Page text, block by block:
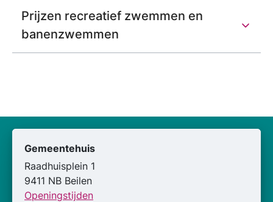
Prijzen recreatief zwemmen en
banenzwemmen
Gemeentehuis
Raadhuisplein 1
9411 NB Beilen
Openingstijden